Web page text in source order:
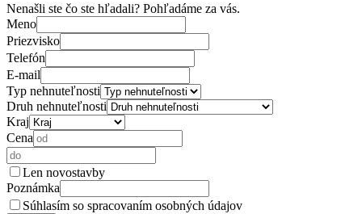
Nenašli ste čo ste hľadali? Pohľadáme za vás.
Meno
Priezvisko
Telefón
E-mail
Typ nehnuteľnosti
Druh nehnuteľnosti
Kraj
Cena
Len novostavby
Poznámka
Súhlasím so spracovaním osobných údajov